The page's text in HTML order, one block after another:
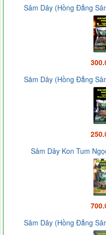
Sâm Dây (Hồng Đẳng
Sâm Dây (Hồng Đẳng
Sâm Dây Kon Tum
Sâm Dây (Hồng Đẳng